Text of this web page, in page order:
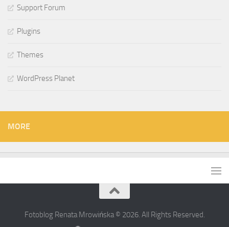
Support Forum
Plugins
Themes
WordPress Planet
MORE
Fotoblog Renata Mrowińska © 2026. All Rights Reserved.